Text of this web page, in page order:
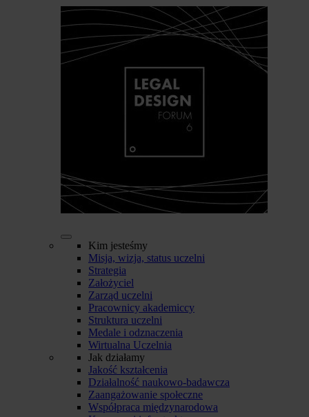
Kim jesteśmy
Misja, wizja, status uczelni
Strategia
Założyciel
Zarząd uczelni
Pracownicy akademiccy
Struktura uczelni
Medale i odznaczenia
Wirtualna Uczelnia
Jak działamy
Jakość kształcenia
Działalność naukowo-badawcza
Zaangażowanie społeczne
Współpraca międzynarodowa